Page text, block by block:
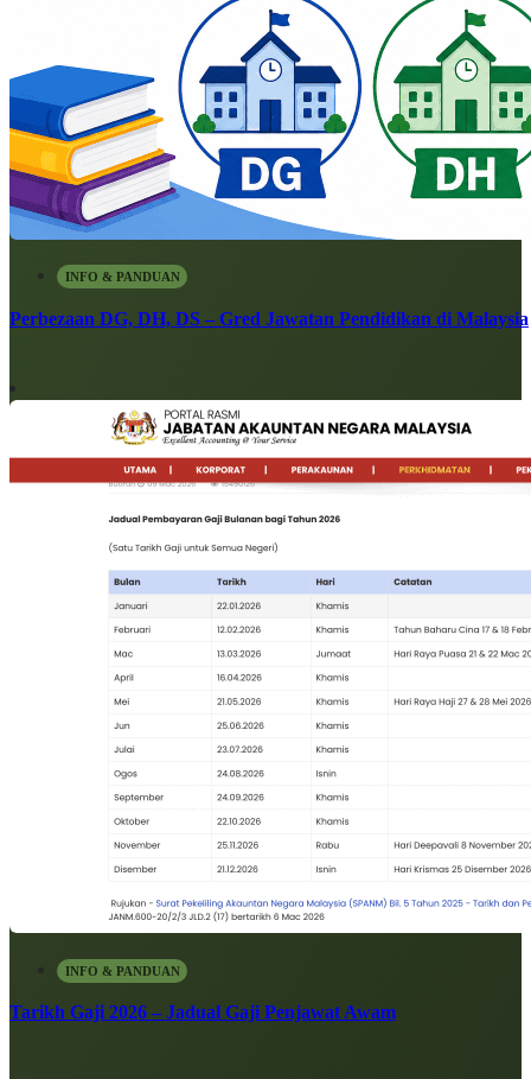
INFO & PANDUAN
Perbezaan DG, DH, DS – Gred Jawatan Pendidikan di Malaysia
INFO & PANDUAN
Tarikh Gaji 2026 – Jadual Gaji Penjawat Awam